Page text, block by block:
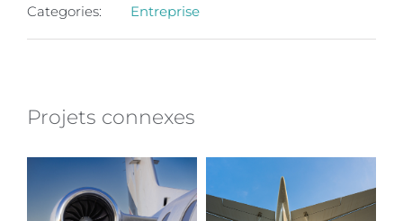
Categories: Entreprise
Projets connexes